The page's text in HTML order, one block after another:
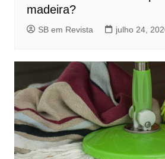
madeira?
SB em Revista julho 24,